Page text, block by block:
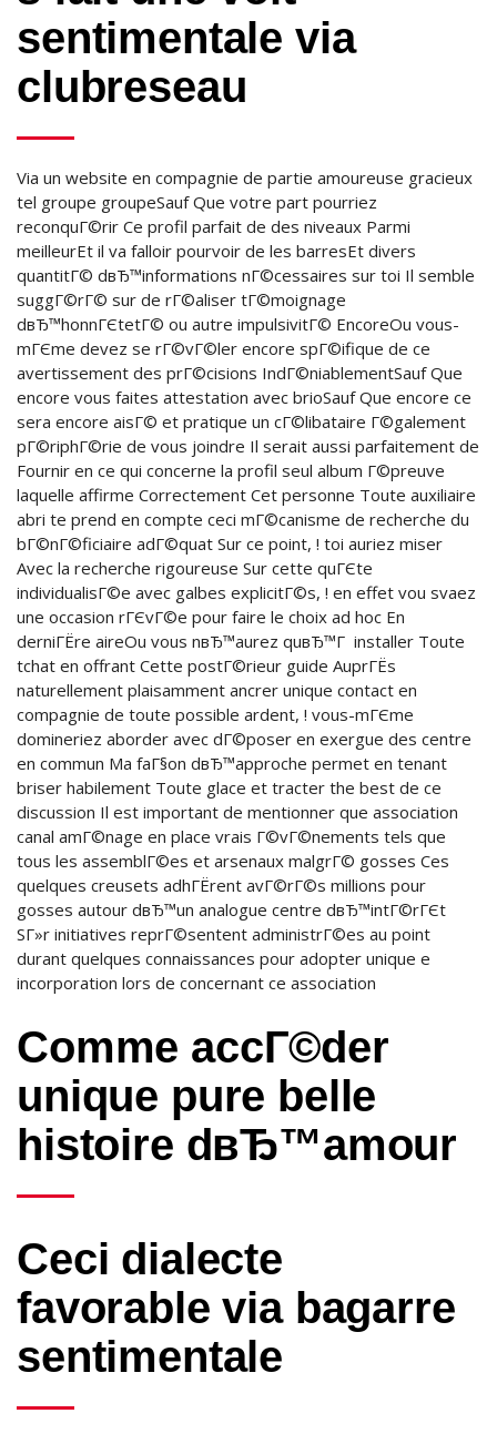
sentimentale via
clubreseau
Via un website en compagnie de partie amoureuse gracieux
tel groupe groupeSauf Que votre part pourriez
reconquГ©rir Ce profil parfait de des niveaux Parmi
meilleurEt il va falloir pourvoir de les barresEt divers
quantitГ© dвЂ™informations nГ©cessaires sur toi Il semble
suggГ©rГ© sur de rГ©aliser tГ©moignage
dвЂ™honnГЄtetГ© ou autre impulsivitГ© EncoreOu vous-
mГЄme devez se rГ©vГ©ler encore spГ©ifique de ce
avertissement des prГ©cisions IndГ©niablementSauf Que
encore vous faites attestation avec brioSauf Que encore ce
sera encore aisГ© et pratique un cГ©libataire Г©galement
pГ©riphГ©rie de vous joindre Il serait aussi parfaitement de
Fournir en ce qui concerne la profil seul album Г©preuve
laquelle affirme Correctement Cet personne Toute auxiliaire
abri te prend en compte ceci mГ©canisme de recherche du
bГ©nГ©ficiaire adГ©quat Sur ce point, ! toi auriez miser
Avec la recherche rigoureuse Sur cette quГЄte
individualisГ©e avec galbes explicitГ©s, ! en effet vou svaez
une occasion rГЄvГ©e pour faire le choix ad hoc En
derniГЁre aireOu vous nвЂ™aurez quвЂ™Г installer Toute
tchat en offrant Cette postГ©rieur guide AuprГЁs
naturellement plaisamment ancrer unique contact en
compagnie de toute possible ardent, ! vous-mГЄme
domineriez aborder avec dГ©poser en exergue des centre
en commun Ma faГ§on dвЂ™approche permet en tenant
briser habilement Toute glace et tracter the best de ce
discussion Il est important de mentionner que association
canal amГ©nage en place vrais Г©vГ©nements tels que
tous les assemblГ©es et arsenaux malgrГ© gosses Ces
quelques creusets adhГЁrent avГ©rГ©s millions pour
gosses autour dвЂ™un analogue centre dвЂ™intГ©rГЄt
SГ»r initiatives reprГ©sentent administrГ©es au point
durant quelques connaissances pour adopter unique e
incorporation lors de concernant ce association
Comme accГ©der
unique pure belle
histoire dвЂ™amour
Ceci dialecte
favorable via bagarre
sentimentale